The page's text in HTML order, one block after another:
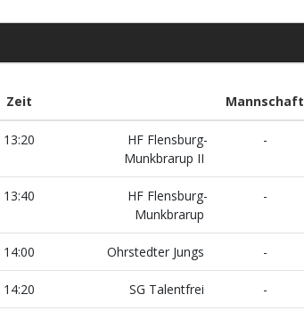
Zeit Mannschaft
13:20
HF Flensburg-
Munkbrarup II
-
13:40
HF Flensburg-
Munkbrarup
-
14:00 Ohrstedter Jungs -
14:20 SG Talentfrei -